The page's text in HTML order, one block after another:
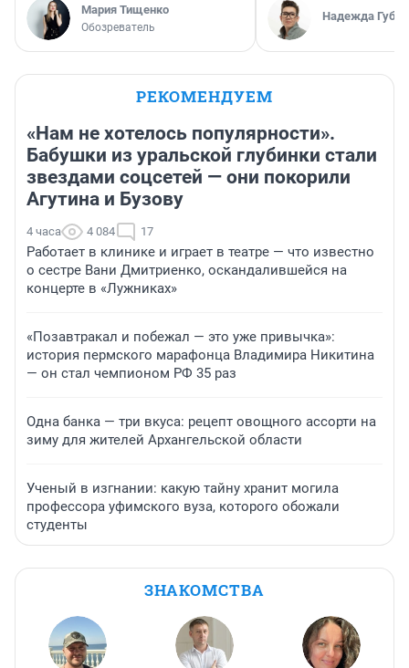
Мария Тищенко
Обозреватель
Надежда
РЕКОМЕНДУЕМ
«Нам не хотелось популярности».
Бабушки из уральской глубинки стали
звездами соцсетей — они покорили
Агутина и Бузову
4 часа 4 084 17
Работает в клинике и играет в театре — что известно
о сестре Вани Дмитриенко, оскандалившейся на
концерте в «Лужниках»
«Позавтракал и побежал — это уже привычка»:
история пермского марафонца Владимира Никитина
— он стал чемпионом РФ 35 раз
Одна банка — три вкуса: рецепт овощного ассорти на
зиму для жителей Архангельской области
Ученый в изгнании: какую тайну хранит могила
профессора уфимского вуза, которого обожали
студенты
ЗНАКОМСТВА